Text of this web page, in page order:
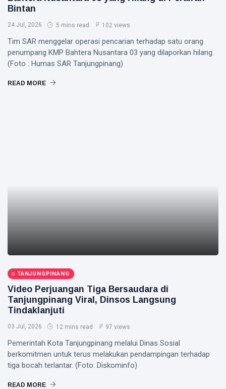
Bintan
24 Jul, 2026 5 mins read 102 views
Tim SAR menggelar operasi pencarian terhadap satu orang
penumpang KMP Bahtera Nusantara 03 yang dilaporkan hilang.
(Foto : Humas SAR Tanjungpinang)
READ MORE
TANJUNGPINANG
Video Perjuangan Tiga Bersaudara di
Tanjungpinang Viral, Dinsos Langsung
Tindaklanjuti
03 Jul, 2026 12 mins read 97 views
Pemerintah Kota Tanjungpinang melalui Dinas Sosial
berkomitmen untuk terus melakukan pendampingan terhadap
tiga bocah terlantar. (Foto: Diskominfo)
READ MORE